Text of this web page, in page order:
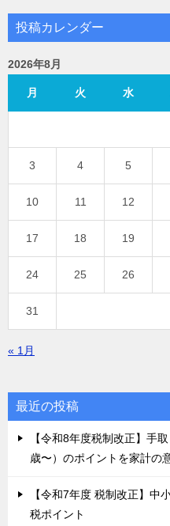
投稿カレンダー
2026年8月
月 火 水
3 4 5
10 11 12
17 18 19
24 25 26
31
« 1月
最近の投稿
【令和8年度税制改正】手
歳〜）のポイントを家計の
【令和7年度 税制改正】中
税ポイント